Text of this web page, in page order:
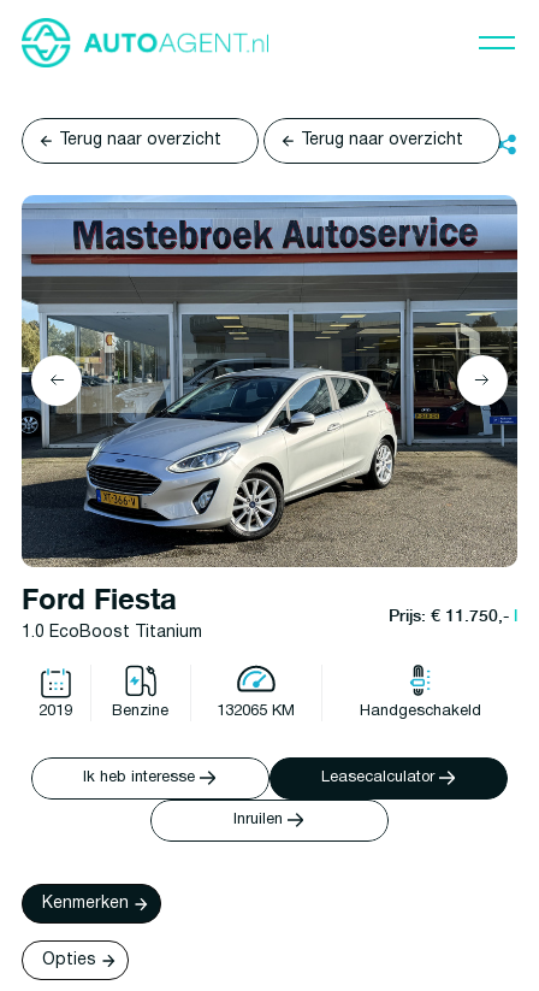
Terug naar overzicht Terug naar overzicht
Ford Fiesta
1.0 EcoBoost Titanium
Prijs: € 11.750,-l
2019 Benzine 132065 KM Handgeschakeld
Ik heb interesse Leasecalculator
Inruilen
Kenmerken
Opties